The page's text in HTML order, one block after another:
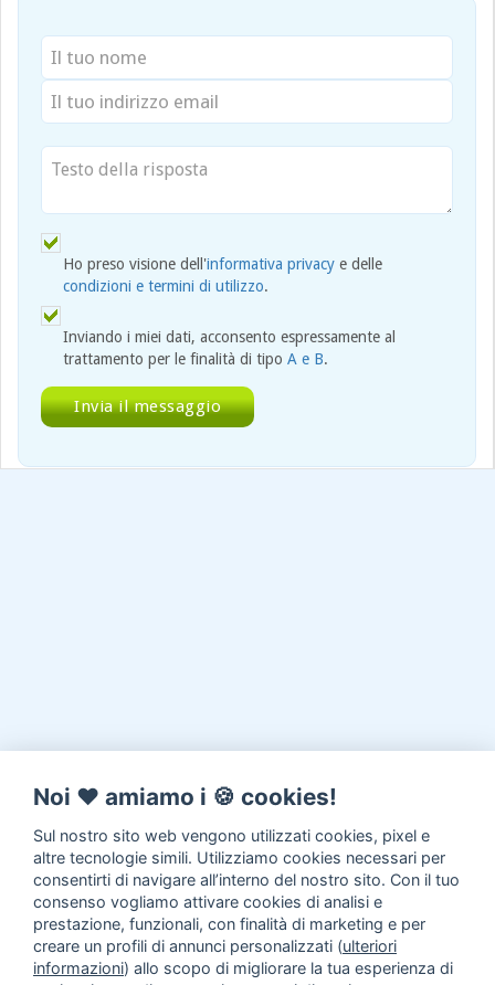
Ho preso visione dell'informativa privacy e delle
condizioni e termini di utilizzo.
Inviando i miei dati, acconsento espressamente al
trattamento per le finalità di tipo A e B.
Noi ♥️ amiamo i 🍪 cookies!
Sul nostro sito web vengono utilizzati cookies, pixel e
altre tecnologie simili. Utilizziamo cookies necessari per
consentirti di navigare all’interno del nostro sito. Con il tuo
consenso vogliamo attivare cookies di analisi e
prestazione, funzionali, con finalità di marketing e per
creare un profili di annunci personalizzati (ulteriori
informazioni) allo scopo di migliorare la tua esperienza di